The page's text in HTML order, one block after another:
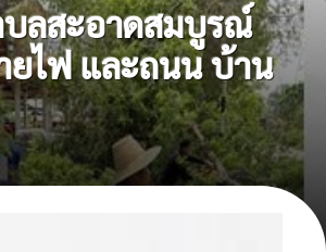
บลสะอาดสมบูรณ์
ไฟ และถนน บ้าน